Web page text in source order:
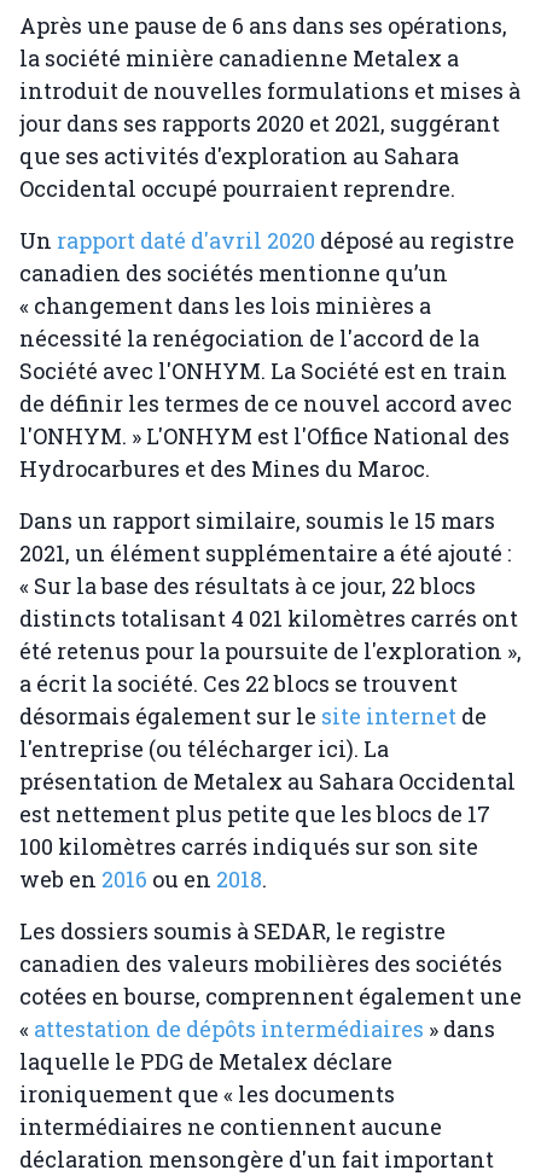
Après une pause de 6 ans dans ses opérations,
la société minière canadienne Metalex a
introduit de nouvelles formulations et mises à
jour dans ses rapports 2020 et 2021, suggérant
que ses activités d'exploration au Sahara
Occidental occupé pourraient reprendre.
Un rapport daté d'avril 2020 déposé au registre
canadien des sociétés mentionne qu’un
« changement dans les lois minières a
nécessité la renégociation de l'accord de la
Société avec l'ONHYM. La Société est en train
de définir les termes de ce nouvel accord avec
l'ONHYM. » L'ONHYM est l'Office National des
Hydrocarbures et des Mines du Maroc.
Dans un rapport similaire, soumis le 15 mars
2021, un élément supplémentaire a été ajouté :
« Sur la base des résultats à ce jour, 22 blocs
distincts totalisant 4 021 kilomètres carrés ont
été retenus pour la poursuite de l'exploration »,
a écrit la société. Ces 22 blocs se trouvent
désormais également sur le site internet de
l'entreprise (ou télécharger ici). La
présentation de Metalex au Sahara Occidental
est nettement plus petite que les blocs de 17
100 kilomètres carrés indiqués sur son site
web en 2016 ou en 2018.
Les dossiers soumis à SEDAR, le registre
canadien des valeurs mobilières des sociétés
cotées en bourse, comprennent également une
« attestation de dépôts intermédiaires » dans
laquelle le PDG de Metalex déclare
ironiquement que « les documents
intermédiaires ne contiennent aucune
déclaration mensongère d'un fait important